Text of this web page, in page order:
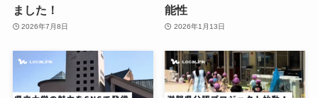
ました！
2026年7月8日
能性
2026年1月13日